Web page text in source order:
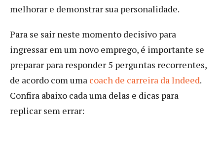
melhorar e demonstrar sua personalidade.
Para se sair neste momento decisivo para
ingressar em um novo emprego, é importante se
preparar para responder 5 perguntas recorrentes,
de acordo com uma coach de carreira da Indeed.
Confira abaixo cada uma delas e dicas para
replicar sem errar: